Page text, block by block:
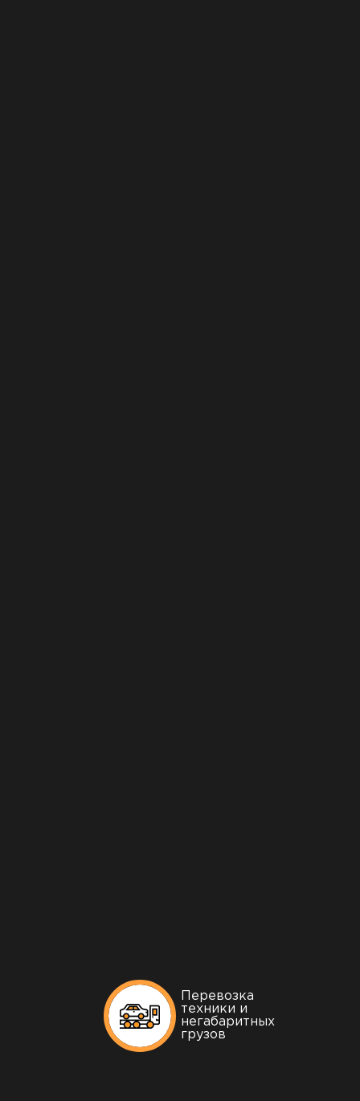
Перевозка
техники и
негабаритных
грузов